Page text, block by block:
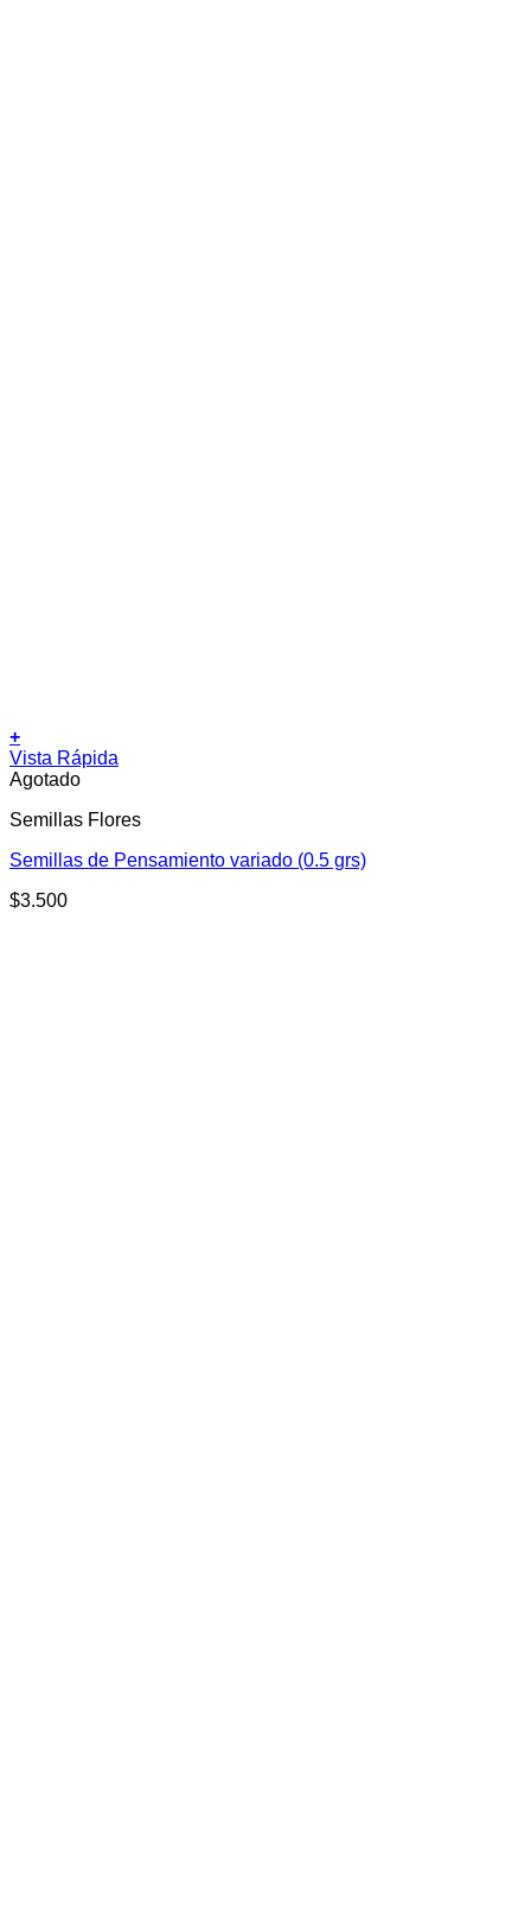
+
Vista Rápida
Agotado
Semillas Flores
Semillas de Pensamiento variado (0.5 grs)
$3.500